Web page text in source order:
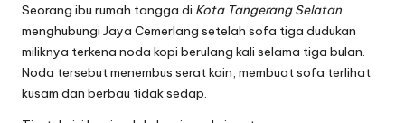
Seorang ibu rumah tangga di Kota Tangerang Selatan
menghubungi Jaya Cemerlang setelah sofa tiga dudukan
miliknya terkena noda kopi berulang kali selama tiga bulan.
Noda tersebut menembus serat kain, membuat sofa terlihat
kusam dan berbau tidak sedap.